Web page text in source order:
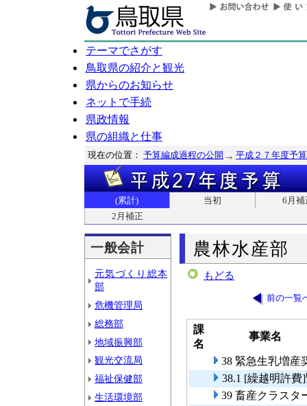
テーマでさがす
鳥取県の紹介と観光
県からのお知らせ
ネットで手続
県政情報
県の組織と仕事
現在の位置： 予算編成過程の公開 平成２７年度予算
(累計) 当初
6月補
2月補正
一般会計
元気づくり総本
部
危機管理局
総務部
地域振興部
観光交流局
福祉保健部
生活環境部
農林水産部
もどる
前の一覧
課
名
事業名
38 緊急生乳増産
38.1 [繰越明許
39 畜産クラスタ